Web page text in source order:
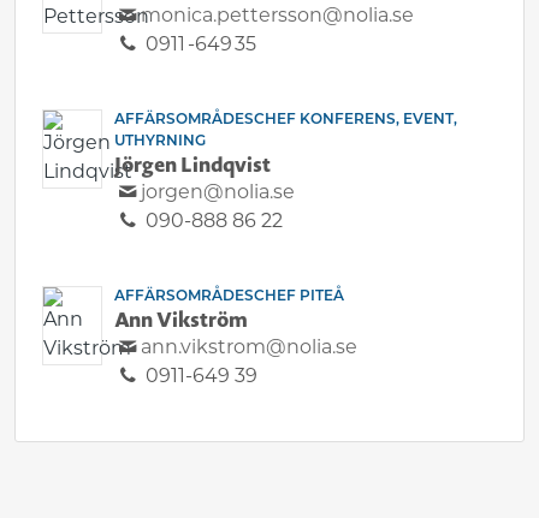
monica.pettersson@nolia.se
0911 -649 35
AFFÄRSOMRÅDESCHEF KONFERENS, EVENT,
UTHYRNING
Jörgen Lindqvist
jorgen@nolia.se
090-888 86 22
AFFÄRSOMRÅDESCHEF PITEÅ
Ann Vikström
ann.vikstrom@nolia.se
0911-649 39